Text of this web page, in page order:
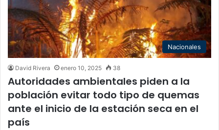
Nacionales
David Rivera enero 10, 2025 38
Autoridades ambientales piden a la
población evitar todo tipo de quemas
ante el inicio de la estación seca en el
país